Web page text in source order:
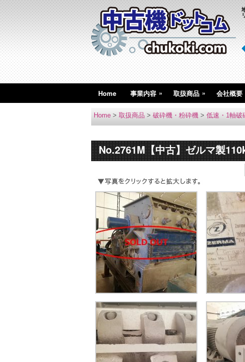
Home 事業内容 » 取扱商品 » 会社概要
Home > 取扱商品 > 破砕機・粉砕機 > 低速・1軸破
No.2761M【中古】ゼルマ製